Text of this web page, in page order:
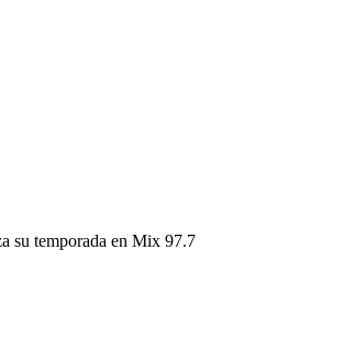
su temporada en Mix 97.7